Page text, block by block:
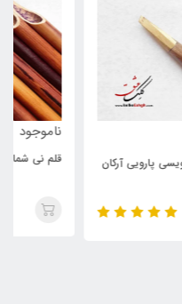
قلم نی شمالی رنگ شده (تراشیده)